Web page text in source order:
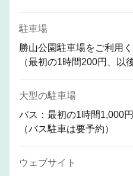
駐車場
勝山公園駐車場をご利用
（最初の1時間200円、以
大型の駐車場
バス：最初の1時間1,000
（バス駐車は要予約）
ウェブサイト